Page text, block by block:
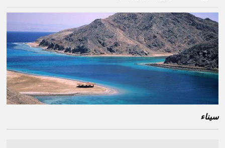
سيناء